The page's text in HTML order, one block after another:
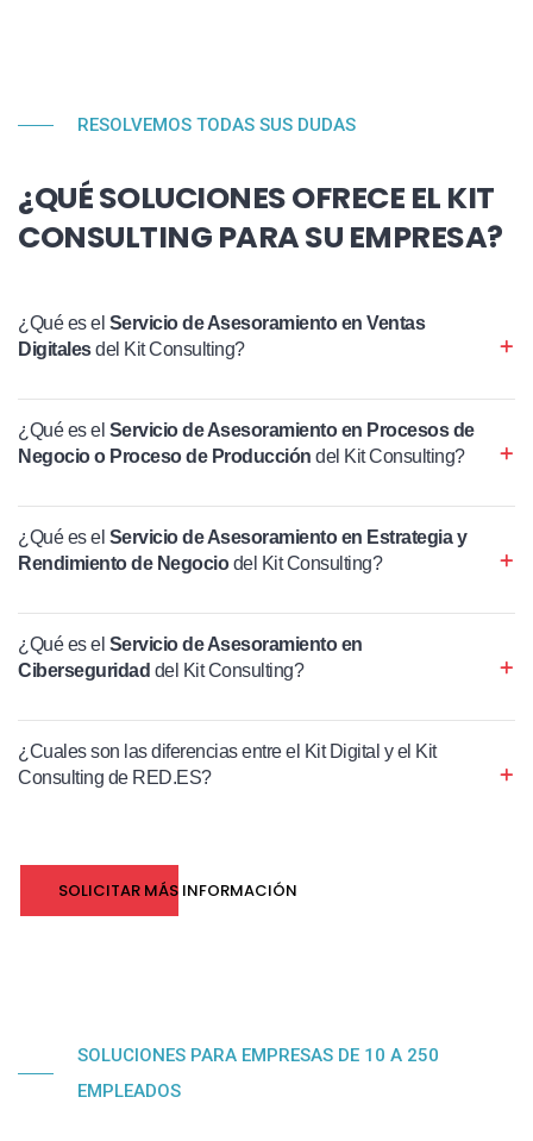
RESOLVEMOS TODAS SUS DUDAS
¿QUÉ SOLUCIONES OFRECE EL KIT
CONSULTING PARA SU EMPRESA?
¿Qué es el Servicio de Asesoramiento en Ventas
Digitalesdel Kit Consulting?
¿Qué es el Servicio de Asesoramiento en Procesos de
Negocio o Proceso de Producción del Kit Consulting?
¿Qué es el Servicio de Asesoramiento en Estrategia y
Rendimiento de Negociodel Kit Consulting?
¿Qué es el Servicio de Asesoramiento en
Ciberseguridad del Kit Consulting?
¿Cuales son las diferencias entre el Kit Digital y el Kit
Consulting de RED.ES?
SOLICITAR MÁS INFORMACIÓN
SOLUCIONES PARA EMPRESAS DE 10 A 250
EMPLEADOS